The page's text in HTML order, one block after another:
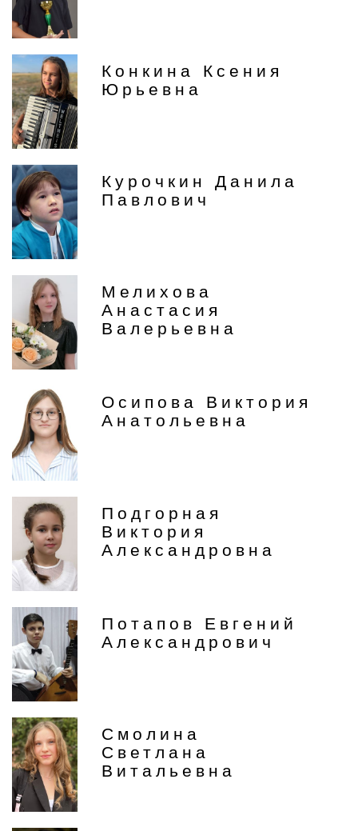
Конкина Ксения
Юрьевна
Курочкин Данила
Павлович
Мелихова
Анастасия
Валерьевна
Осипова Виктория
Анатольевна
Подгорная
Виктория
Александровна
Потапов Евгений
Александрович
Смолина
Светлана
Витальевна